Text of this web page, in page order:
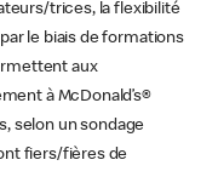
trices, la flexibilité
le biais de formations
aux
à McDonald’s®
selon un sondage
fiers/fières de